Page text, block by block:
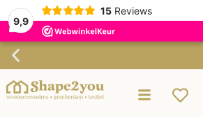
9,9
15 Reviews
Gratis verzending vanaf €75,-